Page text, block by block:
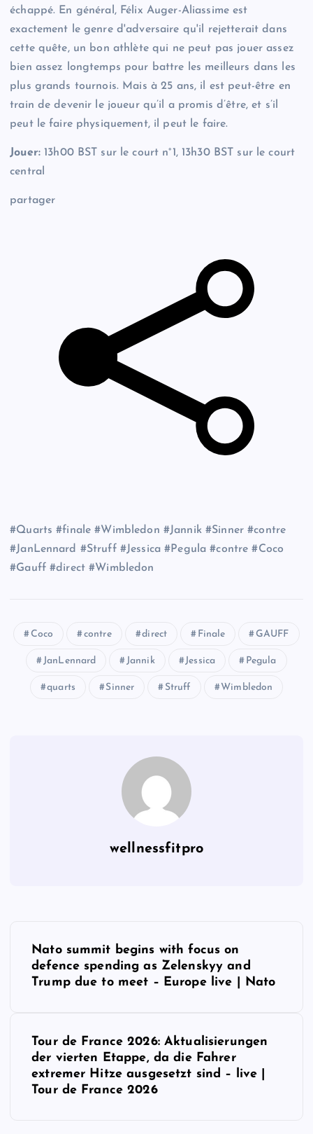
échappé. En général, Félix Auger-Aliassime est
exactement le genre d'adversaire qu'il rejetterait dans
cette quête, un bon athlète qui ne peut pas jouer assez
bien assez longtemps pour battre les meilleurs dans les
plus grands tournois. Mais à 25 ans, il est peut-être en
train de devenir le joueur qu’il a promis d’être, et s’il
peut le faire physiquement, il peut le faire.
Jouer:13h00 BST sur le court n°1, 13h30 BST sur le court
central
partager
#Quarts #finale #Wimbledon #Jannik #Sinner #contre
#JanLennard #Struff #Jessica #Pegula #contre #Coco
#Gauff #direct #Wimbledon
Coco contre direct Finale GAUFF
JanLennard Jannik Jessica Pegula
quarts Sinner Struff Wimbledon
wellnessfitpro
Nato summit begins with focus on
defence spending as Zelenskyy and
Trump due to meet – Europe live | Nato
Tour de France 2026: Aktualisierungen
der vierten Etappe, da die Fahrer
extremer Hitze ausgesetzt sind – live |
Tour de France 2026